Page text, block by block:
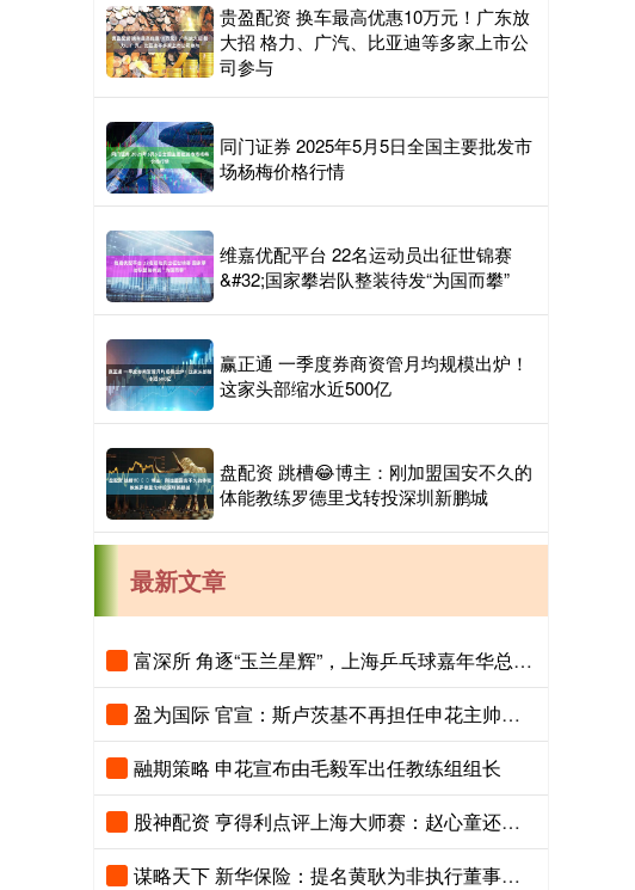
贵盈配资 换车最高优惠10万元！广东放
大招 格力、广汽、比亚迪等多家上市公
司参与
同门证券 2025年5月5日全国主要批发市
场杨梅价格行情
维嘉优配平台 22名运动员出征世锦赛
&#32;国家攀岩队整装待发“为国而攀”
赢正通 一季度券商资管月均规模出炉！
这家头部缩水近500亿
盘配资 跳槽😂博主：刚加盟国安不久的
体能教练罗德里戈转投深圳新鹏城
最新文章
富深所 角逐“玉兰星辉”，上海乒乓球嘉年华总决赛进入倒计时
盈为国际 官宣：斯卢茨基不再担任申花主帅，毛毅军将出任一线队教练组组长
融期策略 申花宣布由毛毅军出任教练组组长
股神配资 亨得利点评上海大师赛：赵心童还有潜力，吴宜泽需注重细节
谋略天下 新华保险：提名黄耿为非执行董事候选人